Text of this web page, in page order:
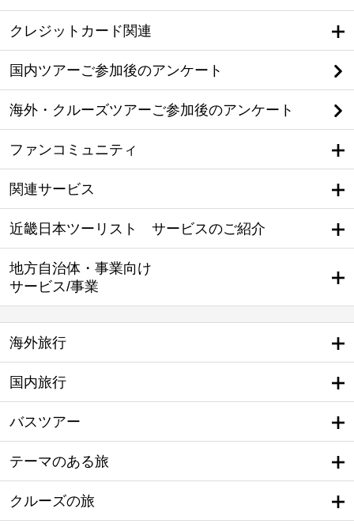
クレジットカード関連
国内ツアーご参加後のアンケート
海外・クルーズツアーご参加後のアンケート
ファンコミュニティ
関連サービス
近畿日本ツーリスト サービスのご紹介
地方自治体・事業向け
サービス/事業
海外旅行
国内旅行
バスツアー
テーマのある旅
クルーズの旅